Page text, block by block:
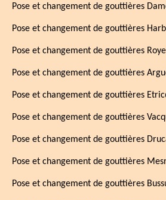
Pose et changement de gouttières
Pose et changement de gouttières
Pose et changement de gouttières Roye
Pose et changement de gouttières
Pose et changement de gouttières
Pose et changement de gouttières
Pose et changement de gouttières
Pose et changement de gouttières
Pose et changement de gouttières